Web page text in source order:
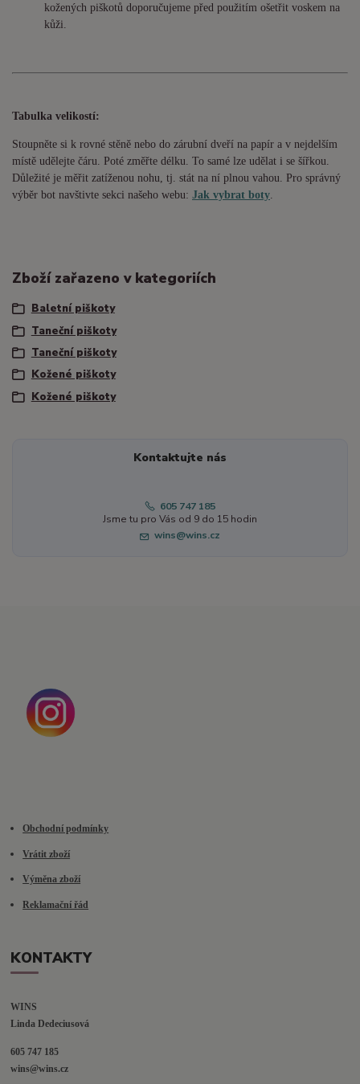
kožených piškotů doporučujeme před použitím ošetřit voskem na
kůži.
Tabulka velikostí:
Stoupněte si k rovné stěně nebo do zárubní dveří na papír a v nejdelším
místě udělejte čáru. Poté změřte délku. To samé lze udělat i se šířkou.
Důležité je měřit zatíženou nohu, tj. stát na ní plnou vahou. Pro správný
výběr bot navštivte sekci našeho webu: Jak vybrat boty
Zboží zařazeno v kategoriích
Baletní piškoty
Taneční piškoty
Taneční piškoty
Kožené piškoty
Kožené piškoty
Kontaktujte nás
605 747 185
Jsme tu pro Vás od 9 do 15 hodin
wins@wins.cz
Obchodní podmínky
Vrátit zboží
Výměna zboží
Reklamační řád
KONTAKTY
WINS
Linda Dedeciusová
605 747 185
wins@wins.cz